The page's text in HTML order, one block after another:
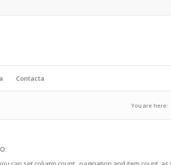
Contacta
You are here: